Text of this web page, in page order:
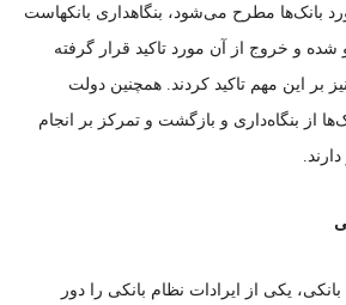
بانک‌ها مطرح می‌شود، بنگاهداری بانکهاست
شده و خروج از آن مورد تاکید قرار گرفته
بر این مهم تاکید کردند. همچنین دولت
از بنگاه‌داری و بازگشت و تمرکز بر انجام
یکی از ایرادات نظام بانکی را دور